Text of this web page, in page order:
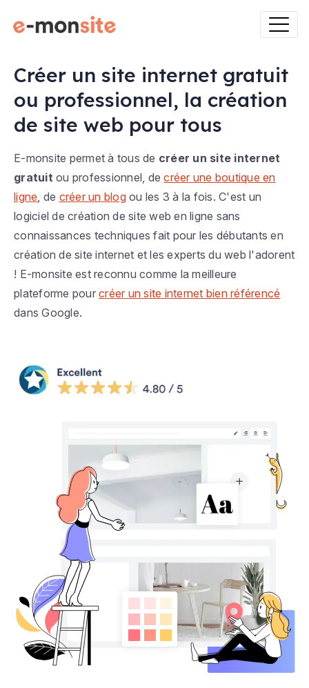
Créer un site internet gratuit
ou professionnel, la création
de site web pour tous
E-monsite permet à tous de créer un site internet
gratuit ou professionnel, decréer une boutique en
ligne , de créer un blogou les 3 à la fois. C'est un
logiciel de création de site web en ligne sans
connaissances techniques fait pour les débutants en
création de site internet et les experts du web l'adorent
! E-monsite est reconnu comme la meilleure
plateforme pour créer un site internet bien référencé
dans Google.